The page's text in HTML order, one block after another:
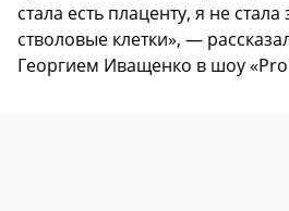
стала есть плаценту, я не
стволовые клетки», —
Георгием Иващенко в шоу